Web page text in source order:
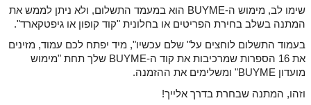
שימו לב, מימוש ה-BUYME הוא במעמד התשלום, ולא ניתן לממש את
המתנה בשלב בחירת הפריטים או בחלונית "קוד קופון או גיפטקארד".
בעמוד התשלום לוחצים על" שלם עכשיו", מיד יפתח לכם עמוד, מזינים
את 16 הספרות שמרכיבות את קוד ה-BUYME שלך תחת "מימוש
מועדון BUYME" ו
משלימים את ההזמנה.
וזהו, המתנה שבחרת בדרך אלייך!